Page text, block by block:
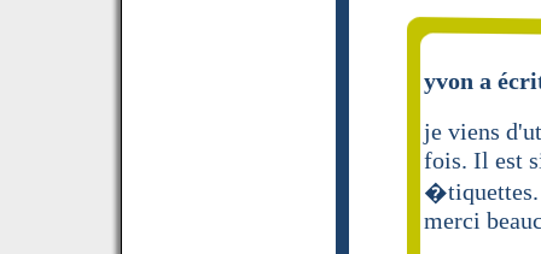
yvon a
je viens
fois. Il est
�tiquettes.
merci